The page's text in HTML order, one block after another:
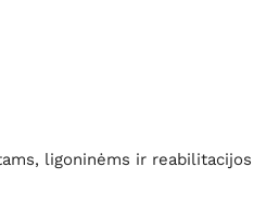
ligoninėms ir reabilitacijos